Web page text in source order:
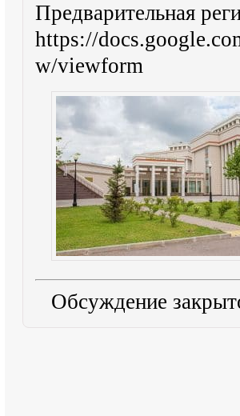
Предварительная
https://
w/viewform
Обсуждение